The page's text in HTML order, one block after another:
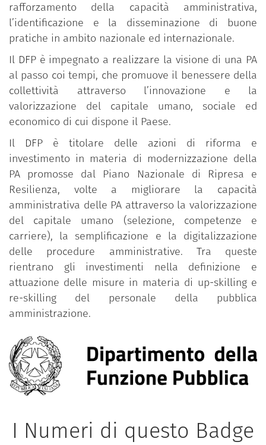
rafforzamento della capacità amministrativa,
l’identificazione e la disseminazione di buone
pratiche in ambito nazionale ed internazionale.
Il DFP è impegnato a realizzare la visione di una PA
al passo coi tempi, che promuove il benessere della
collettività attraverso l’innovazione e la
valorizzazione del capitale umano, sociale ed
economico di cui dispone il Paese.
Il DFP è titolare delle azioni di riforma e
investimento in materia di modernizzazione della
PA promosse dal Piano Nazionale di Ripresa e
Resilienza, volte a migliorare la capacità
amministrativa delle PA attraverso la valorizzazione
del capitale umano (selezione, competenze e
carriere), la semplificazione e la digitalizzazione
delle procedure amministrative. Tra queste
rientrano gli investimenti nella definizione e
attuazione delle misure in materia di up-skilling e
re-skilling del personale della pubblica
amministrazione.
I Numeri di questo Badge